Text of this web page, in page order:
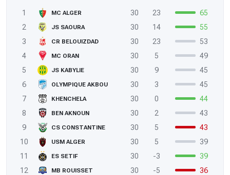
1 MC ALGER 30 23
65
2
JS SAOURA 30 14
55
3
CR BELOUIZDAD 30 23
53
4
MC ORAN 30 5
49
5
JS KABYLIE 30 9
45
6
OLYMPIQUE AKBOU 30 3
45
7
KHENCHELA 30 0
44
8
BEN AKNOUN 30 2
43
9
CS CONSTANTINE 30 5
43
10
USM ALGER 30 5
39
11
ES SETIF 30 -3
39
12
MB ROUISSET 30 -5
36